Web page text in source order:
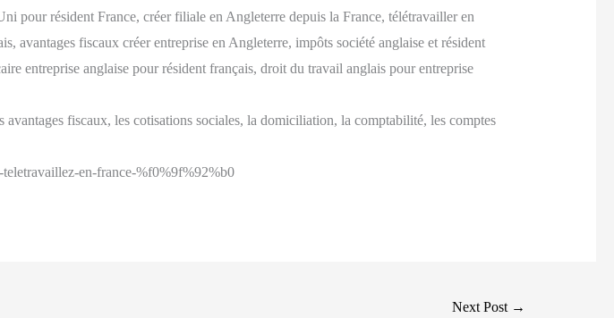
pour résident France, créer filiale en Angleterre depuis la France, télétravailler en
avantages fiscaux créer entreprise en Angleterre, impôts société anglaise et résident
entreprise anglaise pour résident français, droit du travail anglais pour entreprise
fiscaux, les cotisations sociales, la domiciliation, la comptabilité, les comptes
en-france-%f0%9f%92%b0
Next Post →